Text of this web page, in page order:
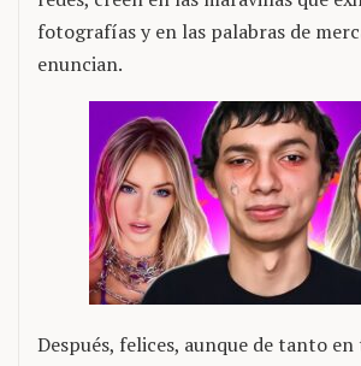
fotografías y en las palabras de
enuncian.
Después, felices, aunque de tanto